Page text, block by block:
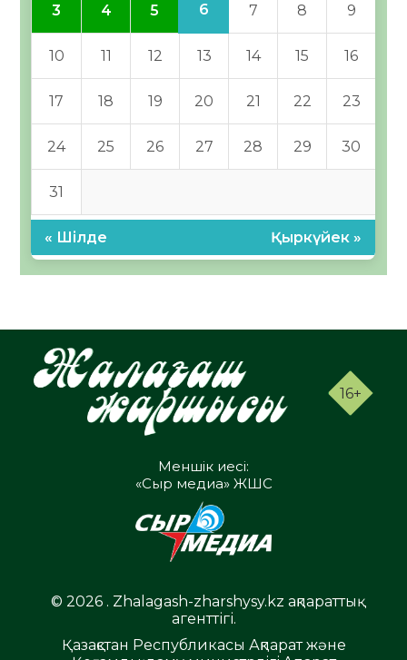
3 4 5 6 7 8 9
10 11 12 13 14 15 16
17 18 19 20 21 22 23
24 25 26 27 28 29 30
31
« Шілде Қыркүйек »
16+
Меншік иесі:
«Сыр медиа» ЖШС
© 2026 . Zhalagash-zharshysy.kz ақпараттық
агенттігі.
Қазақстан Республикасы Ақпарат және